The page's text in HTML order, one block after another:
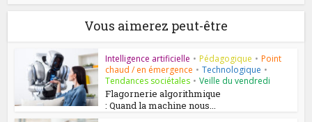
Vous aimerez peut-être
Intelligence artificielle • Pédagogique • Point
chaud / en émergence • Technologique •
Tendances sociétales • Veille du vendredi
Flagornerie algorithmique
: Quand la machine nous...